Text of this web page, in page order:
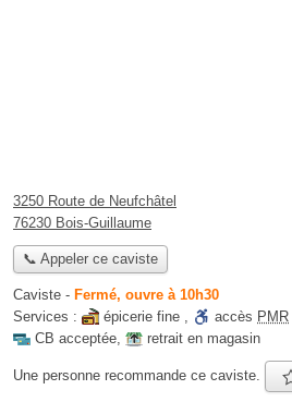
3250 Route de Neufchâtel
76230 Bois-Guillaume
📞 Appeler ce caviste
Caviste - Fermé, ouvre à 10h30
Services :
épicerie fine , accès PMR
CB acceptée, retrait en magasin
Une personne recommande ce caviste.